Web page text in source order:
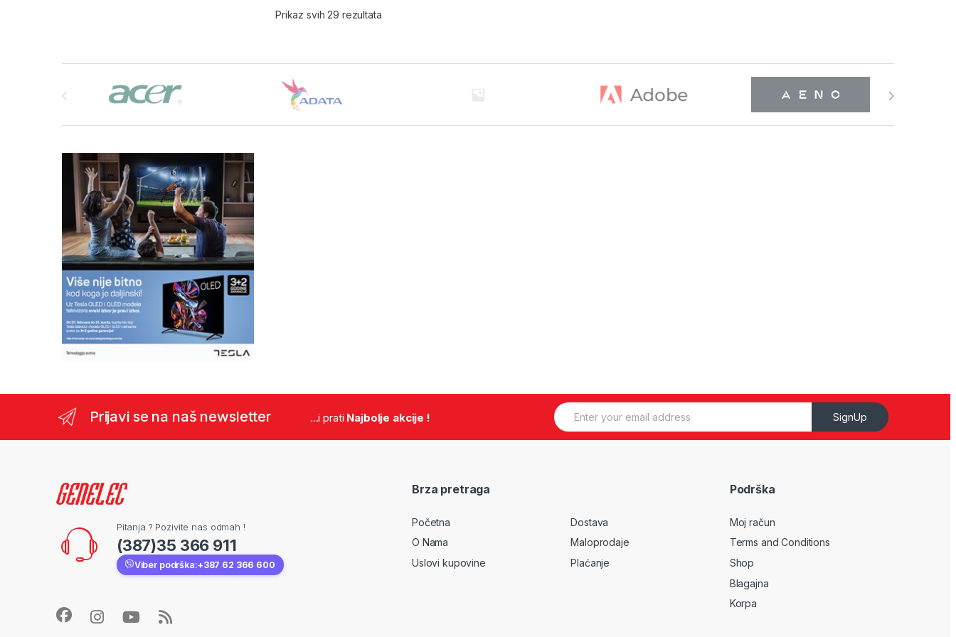
Prikaz svih 29 rezultata
Prijavi se na naš newsletter ...i prati Najbolje akcije !
E
m
SignUp
Pitanja ? Pozivite nas odmah !
(387)35 366 911
Viber podrška:+387 62 366 600
Brza pretraga
Početna
O Nama
Uslovi kupovine
Dostava
Maloprodaje
Plaćanje
Podrška
Moj račun
Terms and Conditions
Shop
Blagajna
Korpa